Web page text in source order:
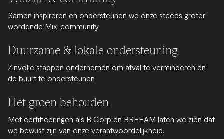
Samen inspireren en ondersteunen we onze steeds groter
wordende Mix-community.
Duurzame & lokale ondersteuning
Zinvolle stappen ondernemen om afval te verminderen en
de buurt te ondersteunen
Het groen behouden
Met certificeringen als B Corp en BREEAM laten we zien dat
we bewust zijn van onze verantwoordelijkheid.